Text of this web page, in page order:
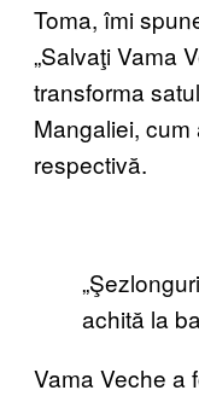
Toma, îmi
„Salvaţi Vama
transforma
Mangaliei,
respectivă.
achită la
Vama Veche a